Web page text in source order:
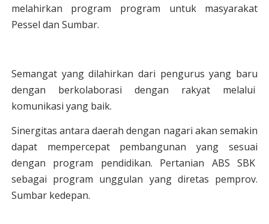
melahirkan program program untuk masyarakat
Pessel dan Sumbar.
Semangat yang dilahirkan dari pengurus yang baru
dengan berkolaborasi dengan rakyat melalui
komunikasi yang baik.
Sinergitas antara daerah dengan nagari akan semakin
dapat mempercepat pembangunan yang sesuai
dengan program pendidikan. Pertanian ABS SBK
sebagai program unggulan yang diretas pemprov.
Sumbar kedepan.